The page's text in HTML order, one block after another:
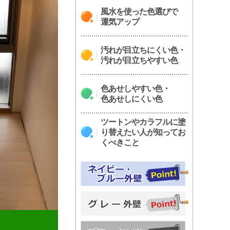
風水を使った色選びで
運気アップ
汚れが目立ちにくい色・
汚れが目立ちやすい色
色あせしやすい色・
色あせしにくい色
ツートンやカラフルに塗
り替えたい人が知ってお
くべきこと